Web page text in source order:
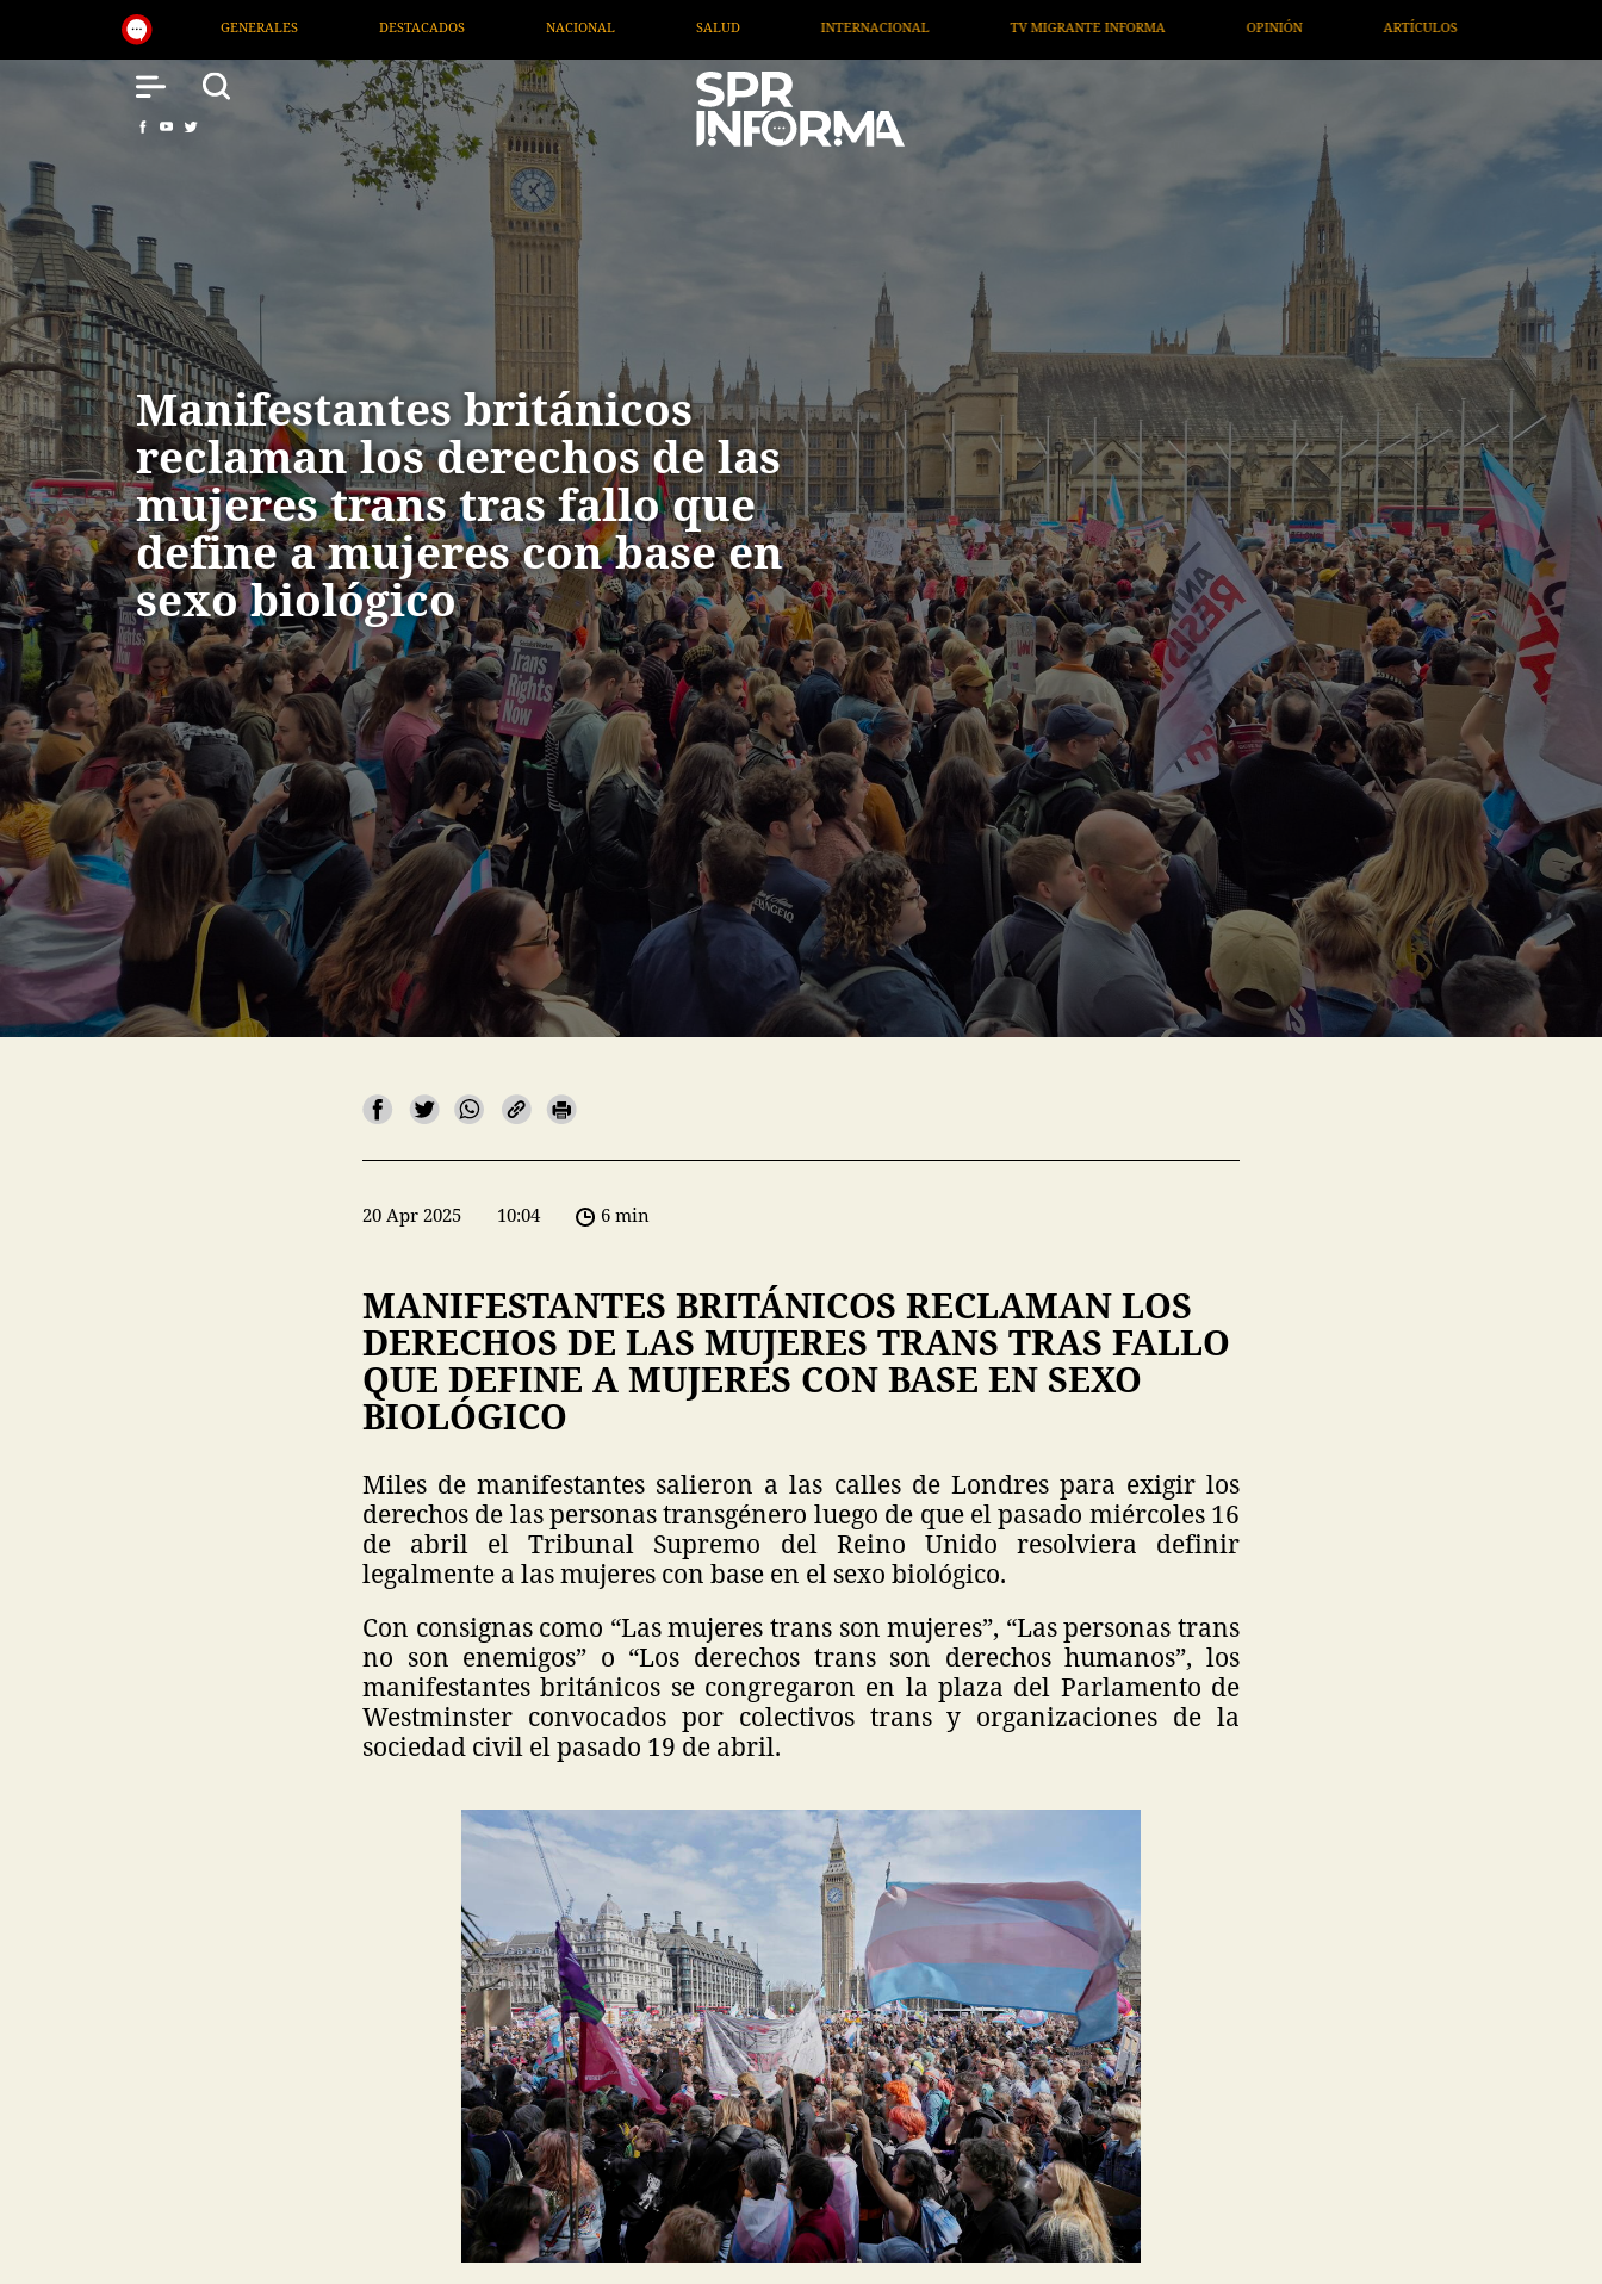
DESTACADOS NACIONAL SALUD INTERNACIONAL TV MIGRANTE INFORMA OPINIÓN ARTÍCULOS ARTE / ENTRETENIMIENTO ECONOMÍA / NEGOCIOS
Manifestantes británicos
reclaman los derechos de las
mujeres trans tras fallo que
define a mujeres con base en
sexo biológico
20 Apr 2025 10:04 6 min
MANIFESTANTES BRITÁNICOS RECLAMAN LOS
DERECHOS DE LAS MUJERES TRANS TRAS FALLO
QUE DEFINE A MUJERES CON BASE EN SEXO
BIOLÓGICO
Miles de manifestantes salieron a las calles de Londres para exigir los
derechos de las personas transgénero luego de que el pasado miércoles 16
de abril el Tribunal Supremo del Reino Unido resolviera definir
legalmente a las mujeres con base en el sexo biológico.
Con consignas como “Las mujeres trans son mujeres”, “Las personas trans
no son enemigos” o “Los derechos trans son derechos humanos”, los
manifestantes británicos se congregaron en la plaza del Parlamento de
Westminster convocados por colectivos trans y organizaciones de la
sociedad civil el pasado 19 de abril.